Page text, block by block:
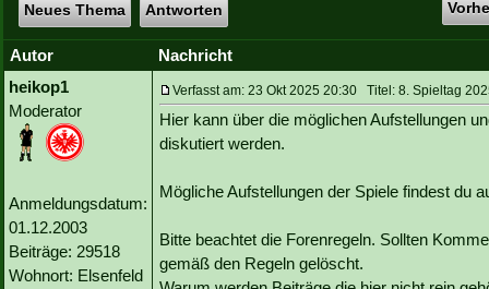
Neues Thema Antworten
Autor
Nachricht
heikop1
Moderator
Anmeldungsdatum:
01.12.2003
Beiträge: 29518
Wohnort: Elsenfeld
Verfasst am: 23 Okt 2025 20:30 Titel: 8. Spieltag
Hier kann über die möglichen Aufstellungen
diskutiert werden.
Mögliche Aufstellungen der Spiele findest du
Bitte beachtet die Forenregeln. Sollten
gemäß den Regeln gelöscht.